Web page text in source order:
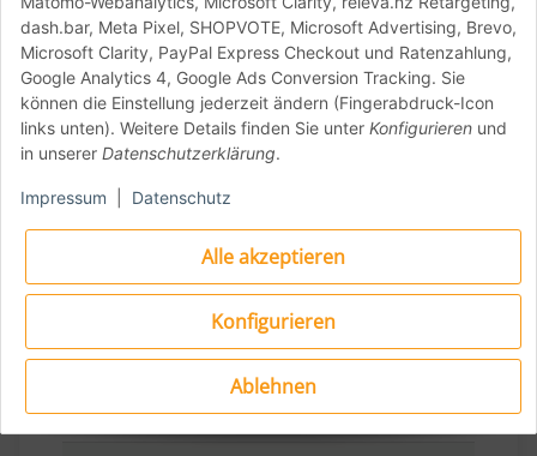
Alle akzeptieren
Konfigurieren
Ablehnen
dash.bar, Meta Pixel, SHOPVOTE, Microsoft Advertising, Brevo,
Microsoft Clarity, PayPal Express Checkout und Ratenzahlung,
Google Analytics 4, Google Ads Conversion Tracking. Sie
können die Einstellung jederzeit ändern (Fingerabdruck-Icon
links unten). Weitere Details finden Sie unter Konfigurieren und
in unserer Datenschutzerklärung.
Impressum Datenschutz
Multifunktional & robust
Ob für Pizzateig, Salate oder Essensreste –
die Cirqula-Schüssel ist ein echter Allrounder.
Sie ist gefriergeeignet, mikrowellentauglich
(ohne Deckel) und spülmaschinenfest.
Perfekt für alle, die zuhause Pizza machen
und dabei nicht auf Qualität verzichten
wollen.
Details: